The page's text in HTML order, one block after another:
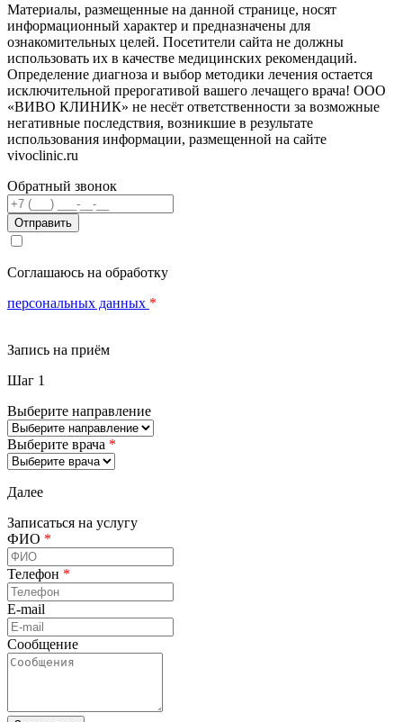
Материалы, размещенные на данной странице, носят
информационный характер и предназначены для
ознакомительных целей. Посетители сайта не должны
использовать их в качестве медицинских рекомендаций.
Определение диагноза и выбор методики лечения остается
исключительной прерогативой вашего лечащего врача! ООО
«ВИВО КЛИНИК» не несёт ответственности за возможные
негативные последствия, возникшие в результате
использования информации, размещенной на сайте
vivoclinic.ru
Обратный звонок
Телефон
Соглашаюсь на обработку
персональных данных *
Запись на приём
Шаг 1
Выберите направление
Выберите врача *
Далее
Записаться на услугу
ФИО *
Телефон *
E-mail
Сообщение